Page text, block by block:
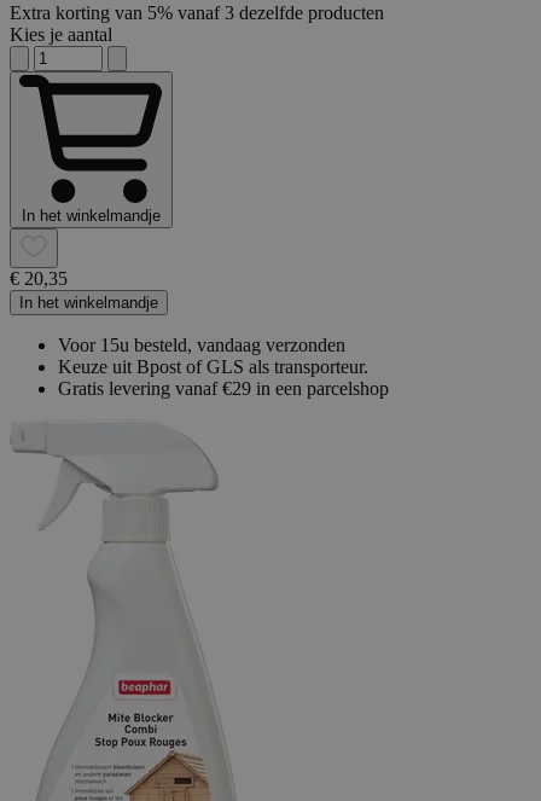
Extra korting van 5% vanaf 3 dezelfde producten
Kies je aantal
In het winkelmandje
€ 20,35
In het winkelmandje
Voor 15u besteld, vandaag verzonden
Keuze uit Bpost of GLS als transporteur.
Gratis levering vanaf €29 in een parcelshop